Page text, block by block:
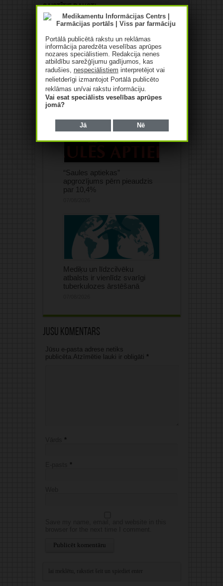
Saistītie raksti
Farmaceitisko izstrādājumu
apgrozījums pērn audzis par
84,4%
07/08/2026
“Saules aptiekas”
apgrozījums pērn pieaudzis
par 10,4%
Mediķu un līdzcilvēku
atbalsts ir vienlīdz svarīgi
tuberkulozes ārstēšanā
Jūsu komentārs
Jūsu e-pasta adrese netiks
publicēta.Atzīmētie lauki ir obligāti *
*
*
Portālā publicētā rakstu un reklāmas
informācija paredzēta veselības aprūpes
nozares speciālistiem. Redakcija nenes
atbildību sarežģījumu gadījumos, kas
radušies, nespeciālistiem interpretējot vai
nelietderīgi izmantojot Portālā publicēto
reklāmas un/vai rakstu informāciju.
Vai esat speciālists veselības aprūpes
jomā?
Jā Nē